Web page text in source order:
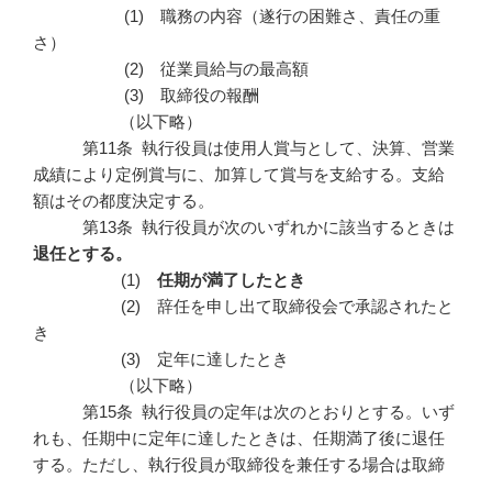
(1) 職務の内容（遂行の困難さ、責任の重
さ）
(2) 従業員給与の最高額
(3) 取締役の報酬
（以下略）
第11条 執行役員は使用人賞与として、決算、営業
成績により定例賞与に、加算して賞与を支給する。支給
額はその都度決定する。
第13条 執行役員が次のいずれかに該当するときは
退任とする。
(1) 任期が満了したとき
(2) 辞任を申し出て取締役会で承認されたと
き
(3) 定年に達したとき
（以下略）
第15条 執行役員の定年は次のとおりとする。いず
れも、任期中に定年に達したときは、任期満了後に退任
する。ただし、執行役員が取締役を兼任する場合は取締